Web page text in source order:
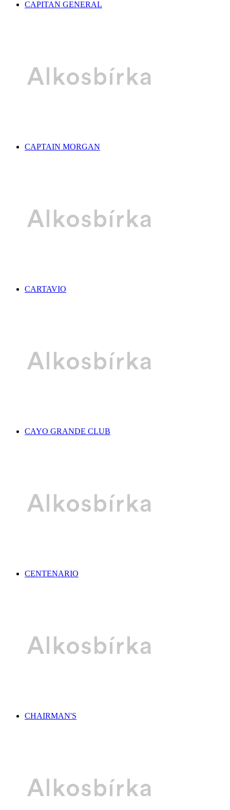
CAPITAN GENERAL
CAPTAIN MORGAN
CARTAVIO
CAYO GRANDE CLUB
CENTENARIO
CHAIRMAN'S